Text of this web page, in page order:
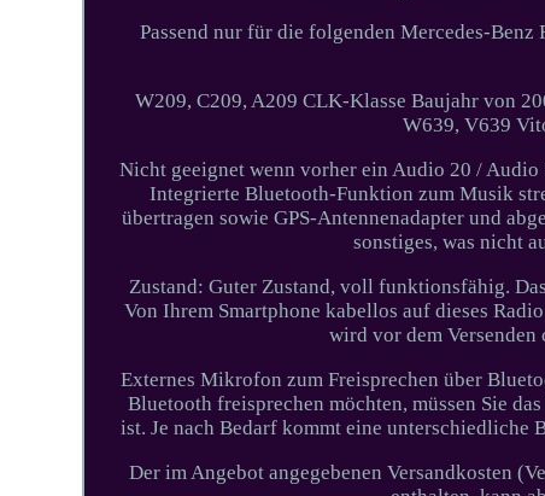
Passend nur für die folgenden Mercedes-
W209, C209, A209 CLK-Klasse Baujahr von
W639, V639
Nicht geeignet wenn vorher ein Audio 20 /
Integrierte Bluetooth-Funktion zum Musik
übertragen sowie GPS-Antennenadapter und
sonstiges, was nicht
Zustand: Guter Zustand, voll funktionsfähig.
Von Ihrem Smartphone kabellos auf dieses
wird vor dem
Externes Mikrofon zum Freisprechen über
Bluetooth freisprechen möchten, müssen Sie
ist. Je nach Bedarf kommt eine unterschiedliche
Der im Angebot angegebenen Versandkosten